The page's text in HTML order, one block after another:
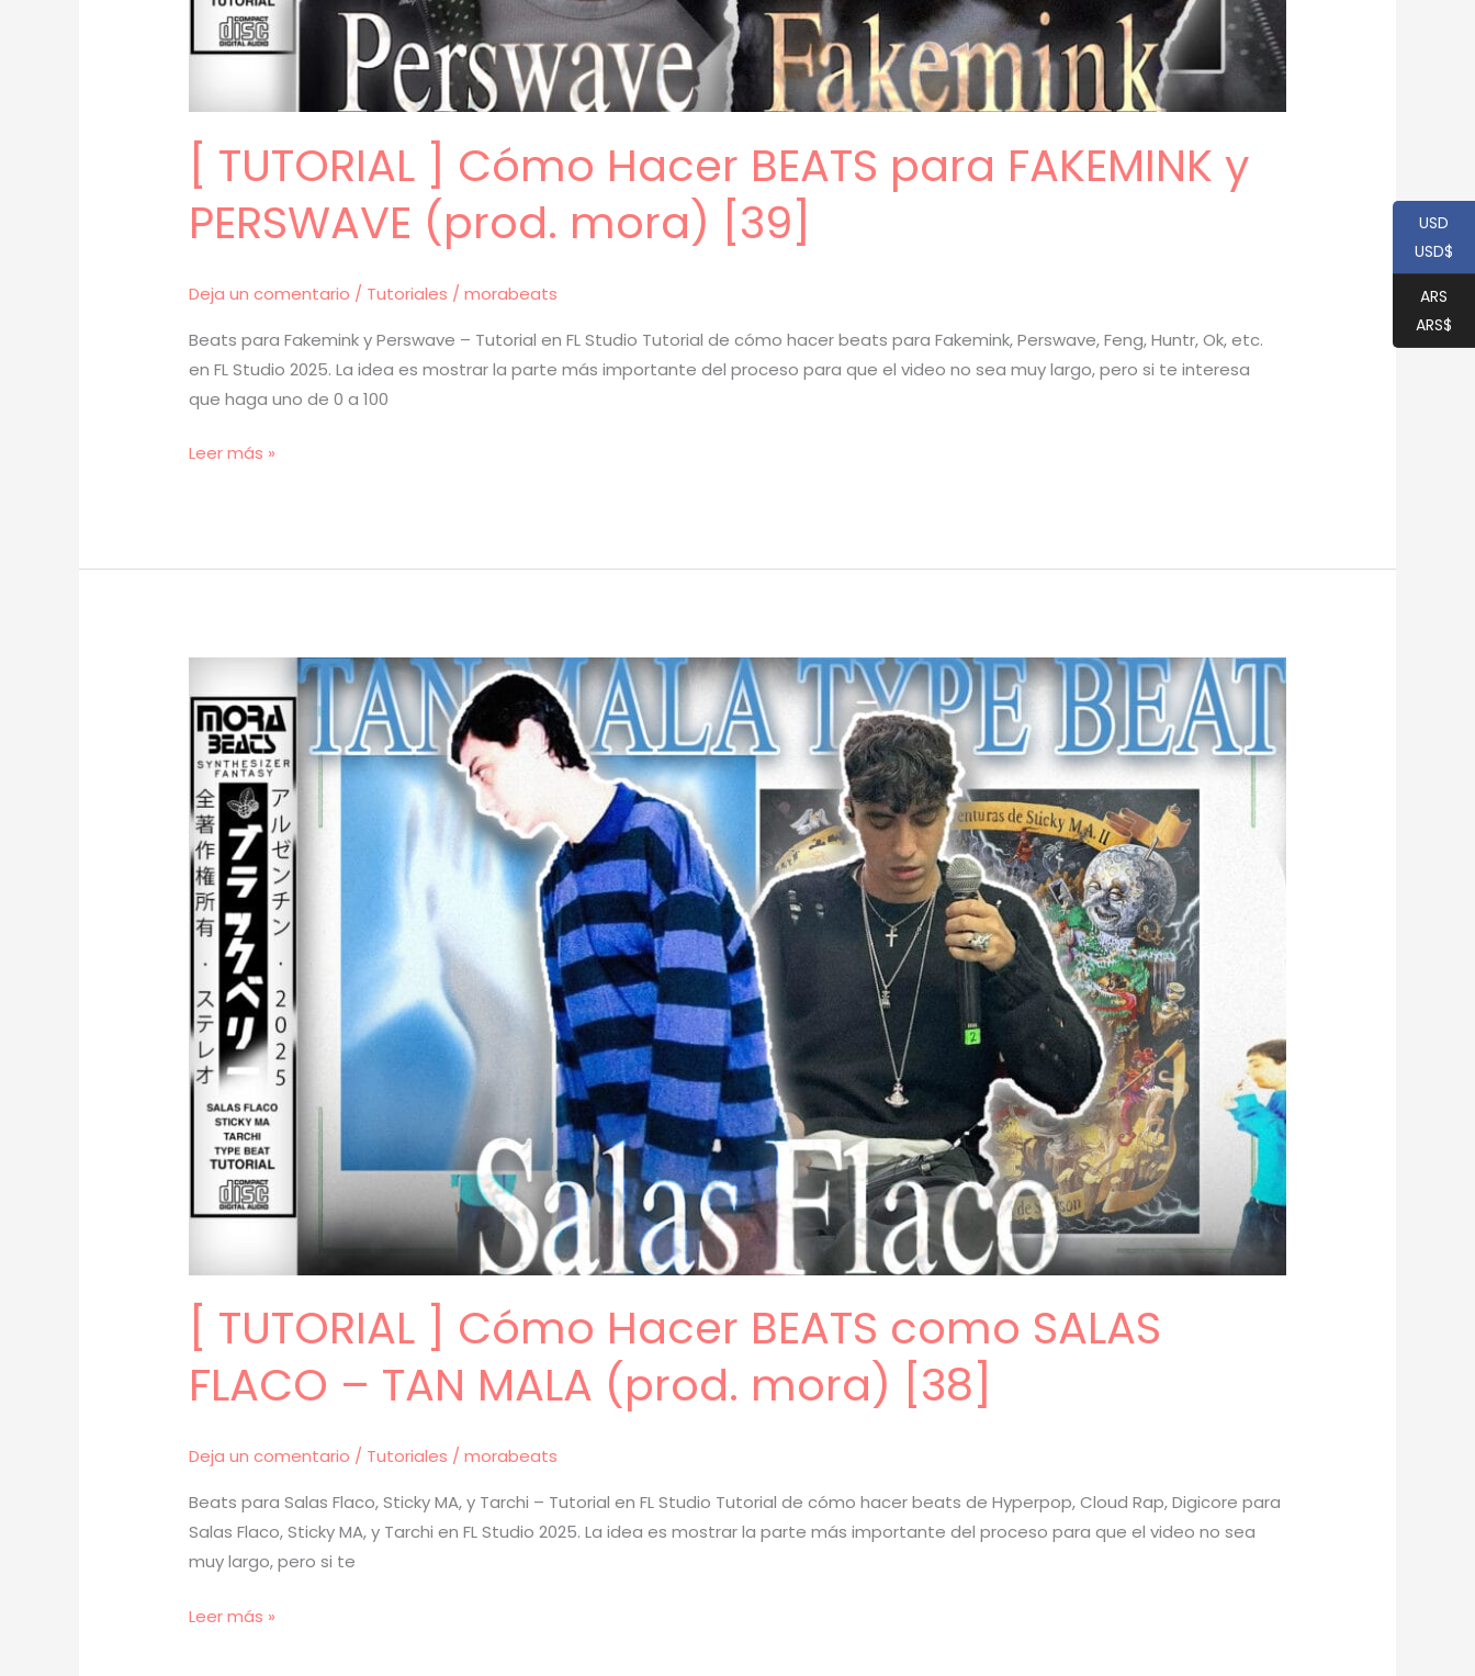
[ TUTORIAL ] Cómo Hacer BEATS para FAKEMINK y
PERSWAVE (prod. mora) [39]
Deja un comentario / Tutoriales /morabeats
Beats para Fakemink y Perswave – Tutorial en FL Studio Tutorial de cómo hacer beats para Fakemink, Perswave, Feng, Huntr, Ok, etc.
en FL Studio 2025. La idea es mostrar la parte más importante del proceso para que el video no sea muy largo, pero si te interesa
que haga uno de 0 a 100
[
Hacer
FAKEMINK
PERSWAVE
(prod.
mora)
[39]
Leer más »
[ TUTORIAL ] Cómo Hacer BEATS como SALAS
FLACO – TAN MALA (prod. mora) [38]
Deja un comentario / Tutoriales /morabeats
Beats para Salas Flaco, Sticky MA, y Tarchi – Tutorial en FL Studio Tutorial de cómo hacer beats de Hyperpop, Cloud Rap, Digicore para
Salas Flaco, Sticky MA, y Tarchi en FL Studio 2025. La idea es mostrar la parte más importante del proceso para que el video no sea
muy largo, pero si te
[Leer más »
USD
USD$
ARS
ARS$